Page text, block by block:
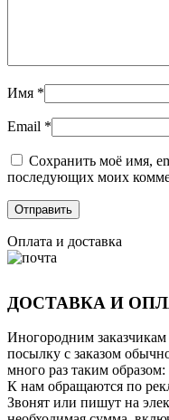
Имя *
Email *
Сохранить моё имя,
последующих моих
Оплата и доставка
ДОСТАВКА И
Иногородним
посылку с заказом
много раз таким образом:
К нам обращаются по
Звонят или пишут на